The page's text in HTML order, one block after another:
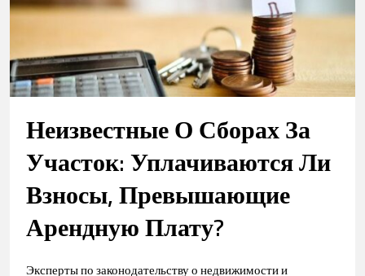
Неизвестные О Сборах За
Участок: Уплачиваются Ли
Взносы, Превышающие
Арендную Плату?
Эксперты по законодательству о недвижимости и